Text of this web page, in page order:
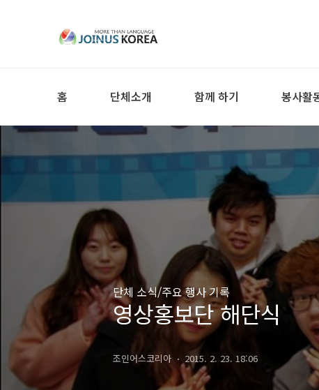
홈 단체소개 함께 하기 봉사활
단체 소식/주요 행사 기록
영상홍보단 해단식
조인어스코리아 2015. 2. 23. 18:06